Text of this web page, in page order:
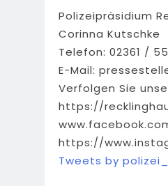
Polizeipräsidium
Corinna Kutschke
Telefon: 02361 /
E-Mail:
Verfolgen Sie
https://
https://
Tweets by